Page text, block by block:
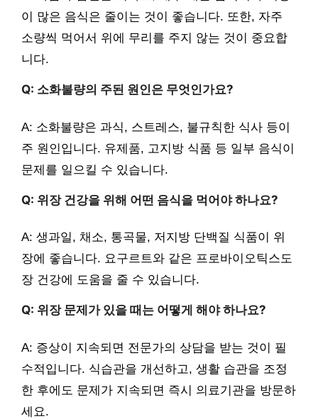
이 많은 음식은 줄이는 것이 좋습니다. 또한, 자주
소량씩 먹어서 위에 무리를 주지 않는 것이 중요합
니다.
Q: 소화불량의 주된 원인은 무엇인가요?
A: 소화불량은 과식, 스트레스, 불규칙한 식사 등이
주 원인입니다. 유제품, 고지방 식품 등 일부 음식이
문제를 일으킬 수 있습니다.
Q: 위장 건강을 위해 어떤 음식을 먹어야 하나요?
A: 생과일, 채소, 통곡물, 저지방 단백질 식품이 위
장에 좋습니다. 요구르트와 같은 프로바이오틱스도
장 건강에 도움을 줄 수 있습니다.
Q: 위장 문제가 있을 때는 어떻게 해야 하나요?
A: 증상이 지속되면 전문가의 상담을 받는 것이 필
수적입니다. 식습관을 개선하고, 생활 습관을 조정
한 후에도 문제가 지속되면 즉시 의료기관을 방문하
세요.